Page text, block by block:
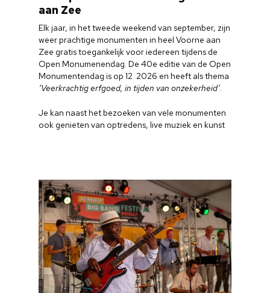
aan Zee
Elk jaar, in het tweede weekend van september, zijn
weer prachtige monumenten in heel Voorne aan
Zee gratis toegankelijk voor iedereen tijdens de
Open Monumenendag. De 40e editie van de Open
Monumentendag is op 12 2026 en heeft als thema
‘Veerkrachtig erfgoed, in tijden van onzekerheid’.
Je kan naast het bezoeken van vele monumenten
ook genieten van optredens, live muziek en kunst
Over ons
Nieuwsbrief
Doneren